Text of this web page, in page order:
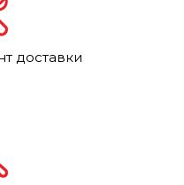
доставки